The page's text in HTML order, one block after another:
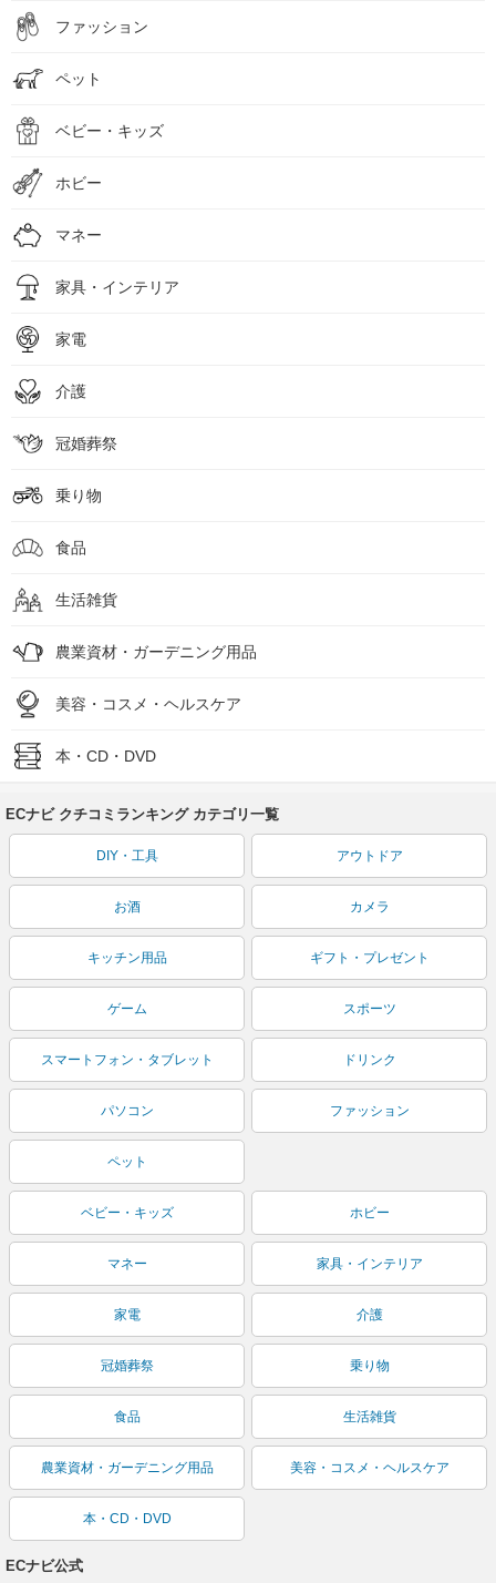
ファッション
ペット
ベビー・キッズ
ホビー
マネー
家具・インテリア
家電
介護
冠婚葬祭
乗り物
食品
生活雑貨
農業資材・ガーデニング用品
美容・コスメ・ヘルスケア
本・CD・DVD
ECナビ クチコミランキング カテゴリ一覧
DIY・工具 アウトドア
お酒 カメラ
キッチン用品 ギフト・プレゼント
ゲーム スポーツ
スマートフォン・タブレット ドリンク
パソコン ファッション
ペット
ベビー・キッズ ホビー
マネー 家具・インテリア
家電 介護
冠婚葬祭 乗り物
食品 生活雑貨
農業資材・ガーデニング用品 美容・コスメ・ヘルスケア
本・CD・DVD
ECナビ公式